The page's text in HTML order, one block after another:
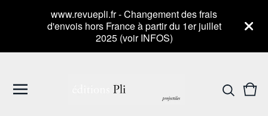
www.revuepli.fr - Changement des frais
d'envois hors France à partir du 1er juillet
2025 (voir INFOS)
0